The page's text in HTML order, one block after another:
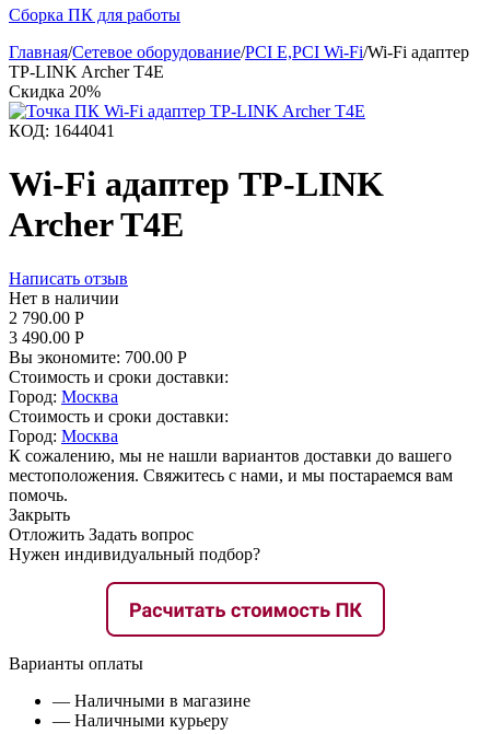
Сборка ПК для работы
Главная/Сетевое оборудование/PCI E,PCI Wi-Fi/Wi-Fi адаптер
TP-LINK Archer T4E
Скидка 20%
КОД: 1644041
Wi-Fi адаптер TP-LINK
Archer T4E
Написать отзыв
Нет в наличии
2 790.00 Р
3 490.00 Р
Вы экономите: 700.00 Р
Стоимость и сроки доставки:
Город: Москва
Стоимость и сроки доставки:
Город: Москва
К сожалению, мы не нашли вариантов доставки до вашего
местоположения. Свяжитесь с нами, и мы постараемся вам
помочь.
Закрыть
Отложить Задать вопрос
Нужен индивидуальный подбор?
Варианты оплаты
— Наличными в магазине
— Наличными курьеру